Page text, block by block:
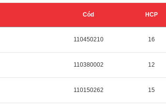
Cód HCP
110450210 16
110380002 12
110150262 15